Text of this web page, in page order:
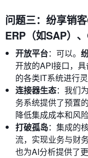
问题三：纷享销
ERP（如SAP）
开放平台：可以。
开放的API接口，
的各类IT系统进行
连接器生态：我们
务系统提供了预置
降低集成成本和风险
打破孤岛：集成的
流，实现业务与财
也为AI分析提供了